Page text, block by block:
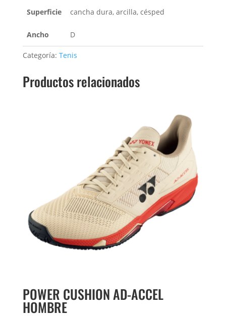
Superficie cancha dura, arcilla, césped
Ancho D
Categoría: Tenis
Productos relacionados
POWER CUSHION AD-ACCEL
HOMBRE